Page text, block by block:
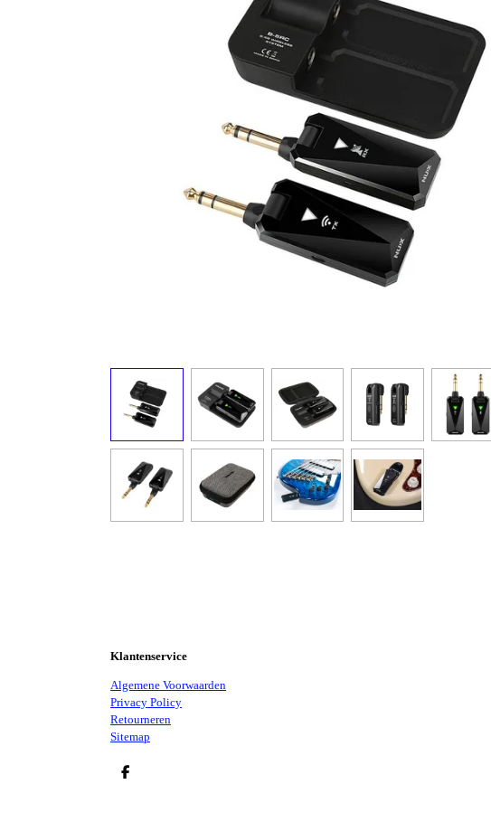
Klantenservice
Algemene Voorwaarden
Privacy Policy
Retourneren
Sitemap
D